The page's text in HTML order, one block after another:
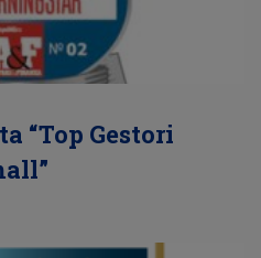
“Top Gestori